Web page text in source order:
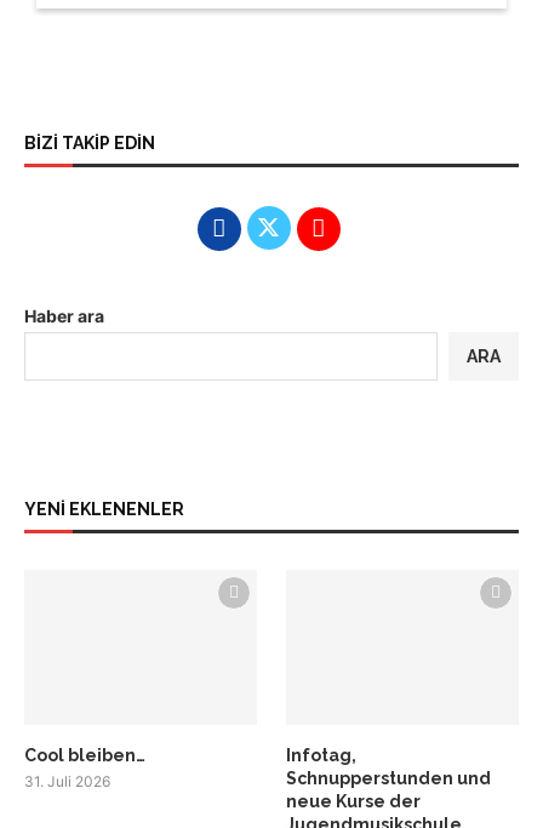
BİZİ TAKİP EDİN
Haber ara
ARA
YENİ EKLENENLER
Cool bleiben…
31. Juli 2026
Infotag,
Schnupperstunden und
neue Kurse der
Jugendmusikschule